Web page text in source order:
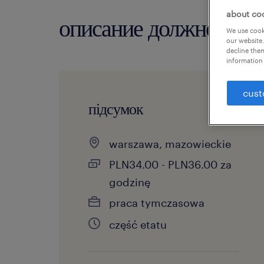
описание должности
підсумок
warszawa, mazowieckie
PLN34.00 - PLN36.00 za
godzinę
praca tymczasowa
część etatu
about
We use
our
decline
information